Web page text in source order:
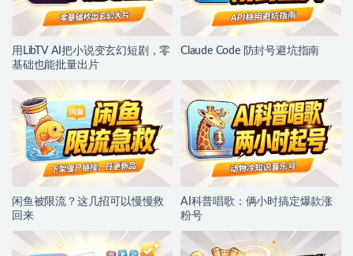
用LibTV AI把小说变玄幻短剧，零
基础也能批量出片
Claude Code 防封号避坑指南
闲鱼被限流？这几招可以慢慢救
回来
AI科普唱歌：俩小时搞定爆款涨
粉号